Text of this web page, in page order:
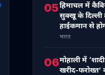
05हिमाचल में
सुक्खू के दिल्ली
हाईकमान से
भारत
06मोहाली में
खरीद-